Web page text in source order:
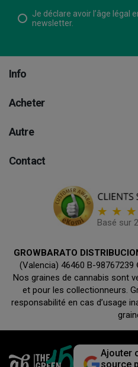
Je déclare avoir l’âge légal
newsletter.
Info
Acheter
Autre
Contact
Basé sur
GROWBARATO
(Valencia) 46460 B-98767239
Nos graines de cannabis sont
et pour les collectionneurs.
responsabilité en cas d’usage
Ajouter
source